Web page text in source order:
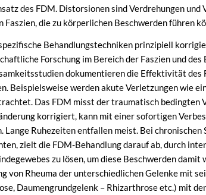
des FDM. Distorsionen sind Verdrehungen und
die zu körperlichen Beschwerden führen
Behandlungstechniken prinzipiell
Forschung im Bereich der Faszien und
dokumentieren die Effektivität des
Beispielsweise werden akute Verletzungen wie
Das FDM misst der traumatisch bedingten
korrigiert, kann mit einer sofortigen
Ruhezeiten entfallen meist. Bei chronischen
zielt die FDM-Behandlung darauf ab, durch
zu lösen, um diese Beschwerden
von Rheuma der unterschiedlichen Gelenke mit
Daumengrundgelenk – Rhizarthrose etc.) mit